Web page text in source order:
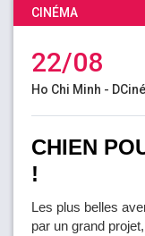
CINÉMA
22/08
Ho Chi Minh - DCiné
CHIEN
!
Les plus belles
par un grand